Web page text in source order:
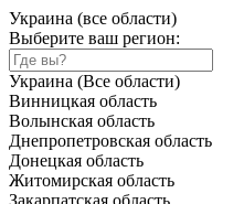
Украина (все области)
Выберите ваш регион:
Украина (Все области)
Винницкая область
Волынская область
Днепропетровская область
Донецкая область
Житомирская область
Закарпатская область